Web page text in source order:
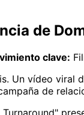
de
clave:
Un vídeo viral
de